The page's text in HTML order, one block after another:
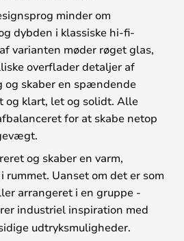
minder om
dybden i klassiske hi-fi-
varianten møder røget glas,
overflader detaljer af
og skaber en spændende
og klart, let og solidt. Alle
for at skabe netop
og skaber en varm,
Uanset om det er som
arrangeret i en gruppe -
industriel inspiration med
udtryksmuligheder.